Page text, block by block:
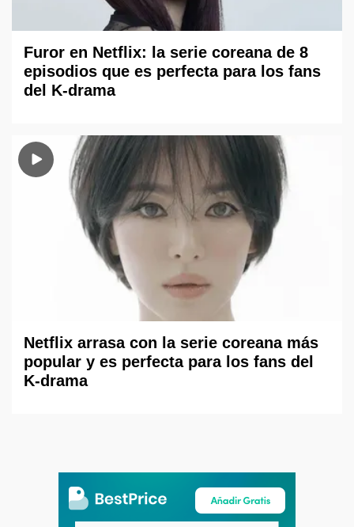
Furor en Netflix: la serie coreana de 8
episodios que es perfecta para los fans
del K-drama
Netflix arrasa con la serie coreana más
popular y es perfecta para los fans del
K-drama